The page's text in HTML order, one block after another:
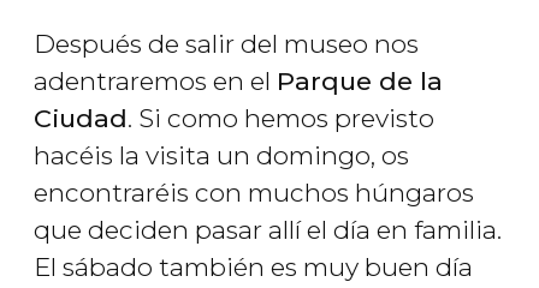
Después de salir del museo nos
adentraremos en el Parque de la
Ciudad. Si como hemos previsto
hacéis la visita un domingo, os
encontraréis con muchos húngaros
que deciden pasar allí el día en familia.
El sábado también es muy buen día